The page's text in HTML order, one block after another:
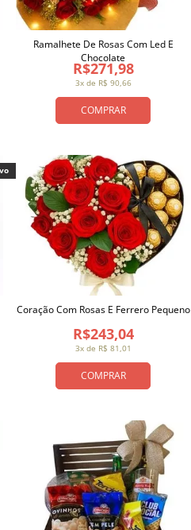
COMPRAR
3x de R$ 90,66
R$271,98
Ramalhete De Rosas Com Led E
Chocolate
COMPRAR
3x de R$ 81,01
R$243,04
Coração Com Rosas E Ferrero Pequeno